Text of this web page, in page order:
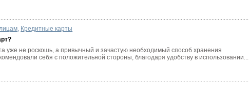
, Кредитные карты
уже не роскошь, а привычный и зачастую необходимый способ хранения
себя с положительной стороны, благодаря удобству в использовании...